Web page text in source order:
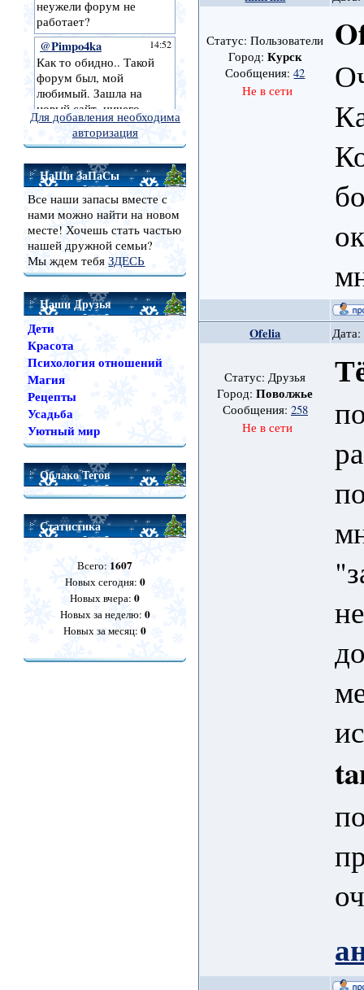
Для добавления необходима
авторизация
НаШи ЗаПаСы
Все наши запасы вместе с
нами можно найти на новом
месте! Хочешь стать частью
нашей дружной семьи?
Мы ждем тебяЗДЕСЬ
Наши Друзья
Дети
Красота
Психология отношений
Магия
Рецепты
Усадьба
Уютный мир
Облако Тегов
Статистика
Всего: 1607
Новых сегодня: 0
Новых вчера:0
Новых за неделю: 0
Новых за месяц:0
Статус: Пользователи
Город: Курск
Сообщения:42
Не в сети
Ofelia
Статус: Друзья
Город:Поволжье
Сообщения: 258
Не в сети